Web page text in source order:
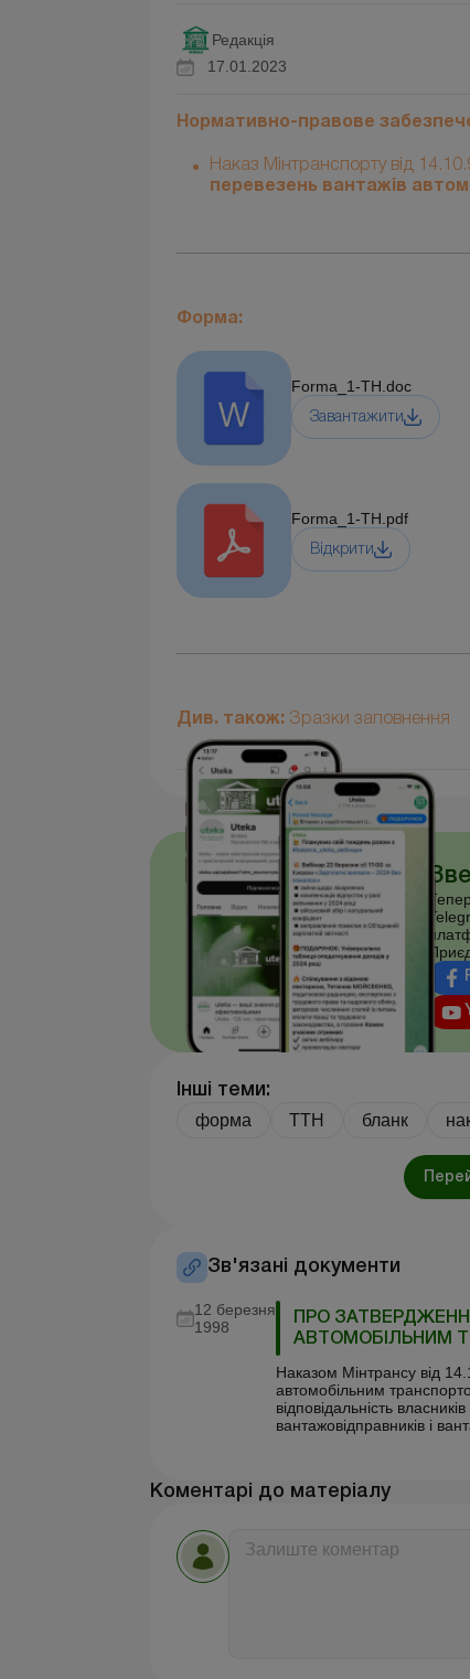
Редакція
17.01.2023
Нормативно-правове
Наказ Мінтранспорту від
перевезень вантажів
Форма:
Forma_1-ТН.doc
Завантажити
Forma_1-ТН.pdf
Відкрити
Див. також: Зразки заповнення
Інші теми:
форма ТТН бланк
Зв'язані документи
12 березня
1998
ПРО
АВТОМОБІЛЬНИМ
Наказом Мінтрансу від
автомобільним
відповідальність
вантажовідправників і
Коментарі до матеріалу